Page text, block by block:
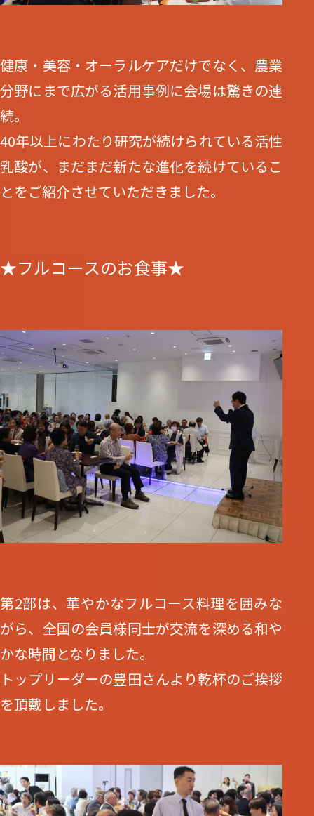
健康・美容・オーラルケアだけでなく、農業
分野にまで広がる活用事例に会場は驚きの連
続。
40年以上にわたり研究が続けられている活性
乳酸が、まだまだ新たな進化を続けているこ
とをご紹介させていただきました。
★フルコースのお食事★
第2部は、華やかなフルコース料理を囲みな
がら、全国の会員様同士が交流を深める和や
かな時間となりました。
トップリーダーの豊田さんより乾杯のご挨拶
を頂戴しました。